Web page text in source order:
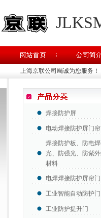
上海京联公司竭诚为您服务！
焊接防护屏
电动焊接防护屏门帘
焊接防护板、防电
光、防强光、防紫
材料
电焊焊接防护屏帘门
工业智能自动防护门
工业防护提升门